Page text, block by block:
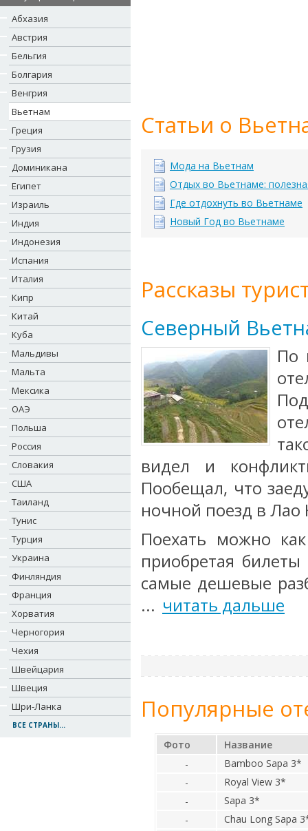
Абхазия
Австрия
Бельгия
Болгария
Венгрия
Вьетнам
Греция
Грузия
Доминикана
Египет
Израиль
Индия
Индонезия
Испания
Италия
Кипр
Китай
Куба
Мальдивы
Мальта
Мексика
ОАЭ
Польша
Россия
Словакия
США
Таиланд
Тунис
Турция
Украина
Финляндия
Франция
Хорватия
Черногория
Чехия
Швейцария
Швеция
Шри-Ланка
ВСЕ СТРАНЫ...
Статьи о
Мода на Вьетнам
Отдых во Вьетнаме:
Где отдохнуть во Вьетнаме
Новый Год во Вьетнаме
Рассказы
Северный
По
видел и
Пообещал, что
ночной поезд в Лао
Поехать можно
приобретая
самые дешевые
... читать дальше
Популярные
Фото
Название
-
Bamboo Sapa 3*
-
Royal View 3*
-
Sapa 3*
-
Chau Long Sapa